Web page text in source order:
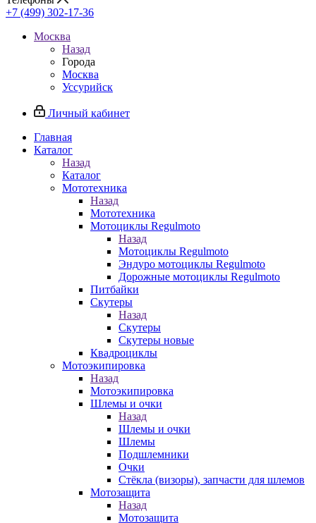
+7 (499) 302-17-36
Москва
Назад
Города
Москва
Уссурийск
Личный кабинет
Главная
Каталог
Назад
Каталог
Мототехника
Назад
Мототехника
Мотоциклы Regulmoto
Назад
Мотоциклы Regulmoto
Эндуро мотоциклы Regulmoto
Дорожные мотоциклы Regulmoto
Питбайки
Скутеры
Назад
Скутеры
Скутеры новые
Квадроциклы
Мотоэкипировка
Назад
Мотоэкипировка
Шлемы и очки
Назад
Шлемы и очки
Шлемы
Подшлемники
Очки
Стёкла (визоры), запчасти для шлемов
Мотозащита
Назад
Мотозащита